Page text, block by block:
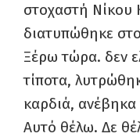
στοχαστή Νίκου
διατυπώθηκε
Ξέρω τώρα. δεν
τίποτα,
καρδιά, ανέβηκα
Αυτό θέλω. Δε